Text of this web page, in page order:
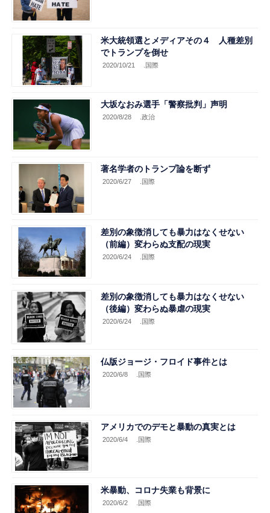
米大統領選とメディアその４ 人種差別
でトランプを倒せ
2020/10/21 .国際
大坂なおみ選手「警察批判」声明
2020/8/28 .政治
著名学者のトランプ論を断ず
2020/6/27 .国際
差別の象徴消しても暴力はなくせない
（前編）変わらぬ支配の現実
2020/6/24 .国際
差別の象徴消しても暴力はなくせない
（後編）変わらぬ暴虐の現実
2020/6/24 .国際
仏版ジョージ・フロイド事件とは
2020/6/8 .国際
アメリカでのデモと暴動の真実とは
2020/6/4 .国際
米暴動、コロナ失業も背景に
2020/6/2 .国際